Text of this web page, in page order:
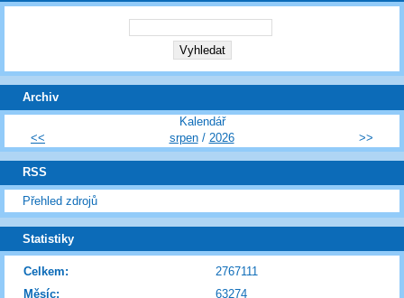
Archiv
Kalendář
<<
srpen/ 2026 >>
RSS
Přehled zdrojů
Statistiky
Celkem:
2767111
Měsíc:
63274